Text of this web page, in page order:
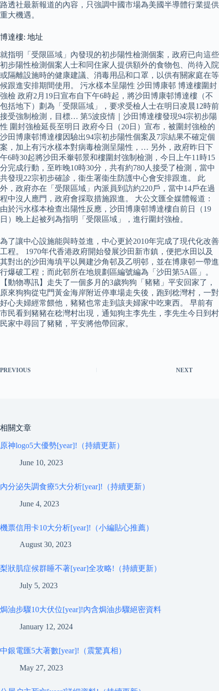
路透社最新報道的內容，只強調中國市場為美國半導體行業提供
重大機遇。
博達樓: 地址
就指明「受限區域」內發現的初步陽性檢測個案，政府已向這些
初步陽性檢測個案人士和同住家人提供額外的食物包、尚待入院
或隔離設施時的健康建議、消毒用品和口罩，以供有關家庭在等
候跟進安排期間使用。 污水樣本呈陽性 沙田博康邨 博達樓圍封
強檢 政府2月19日宣布自下午6時起，將沙田博康邨博達樓（不
包括地下）劃為「受限區域」，要求受檢人士在明日凌晨12時前
接受強制檢測，目標… 第5波疫情｜沙田博達樓發現94宗初步陽
性 圍封強檢延長至明日 政府今日（20日）宣布，被圍封強檢的
沙田博康邨博達樓因驗出94宗初步陽性個案及7宗結果不確定個
案，加上有污水樣本對病毒檢測呈陽性，… 另外，政府昨日下
午6時30起將沙田禾輋邨景和樓圍封強制檢測，今日上午11時15
分完成行動，至昨晚10時30分，共有約780人接受了檢測，當中
共發現22宗初步確診，衞生署衞生防護中心會安排跟進。 此
外，政府亦在「受限區域」內派員到訪約220戶，當中14戶在過
程中沒人應門，政府會採取措施跟進。 大公文匯全媒體報道：
由於污水樣本檢查出陽性反應，沙田博康邨博達樓自前日（19
日）晚上起被列為指明「受限區域」，進行圍封強檢。
為了讓中心設施能與時並進，中心更於2010年完成了現代化改善
工程。 1970年代香港政府開始發展沙田新市鎮，便把水田以及
其對出的沙田海填平以興建沙角邨及乙明邨，並在博康邨一帶進
行爆破工程；而此邨所在地規劃區編號編為「沙田第5A區」。
【動物專訊】走失了一個多月的3歲狗狗「豬豬」平安回家了，
原來狗狗從屯門黃金海岸附近停車場走失後，跑到稔灣村，一對
好心夫婦經常餵他，豬豬也常走到該夫婦家中吃東西。 早前有
市民看到豬豬在稔灣村出現，通知狗主李先生，李先生今日到村
民家中尋回了豬豬，平安將他帶回家。
PREVIOUS NEXT
相關文章
原神logo5大優勢[year]!（持續更新）
June 10, 2023
內分泌失調食療5大分析[year]!（持續更新）
June 4, 2023
機票信用卡10大分析[year]!（小編貼心推薦）
August 30, 2023
梨狀肌症候群睡不著[year]全攻略!（持續更新）
July 5, 2023
焗油步驟10大伏位[year]!內含焗油步驟絕密資料
January 12, 2024
中銀電匯5大著數[year]!（震驚真相）
May 27, 2023